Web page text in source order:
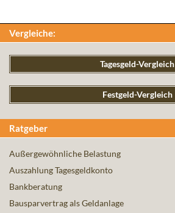
Vergleiche:
Tagesgeld-Vergleich
Festgeld-Vergleich
Ratgeber
Außergewöhnliche Belastung
Auszahlung Tagesgeldkonto
Bankberatung
Bausparvertrag als Geldanlage